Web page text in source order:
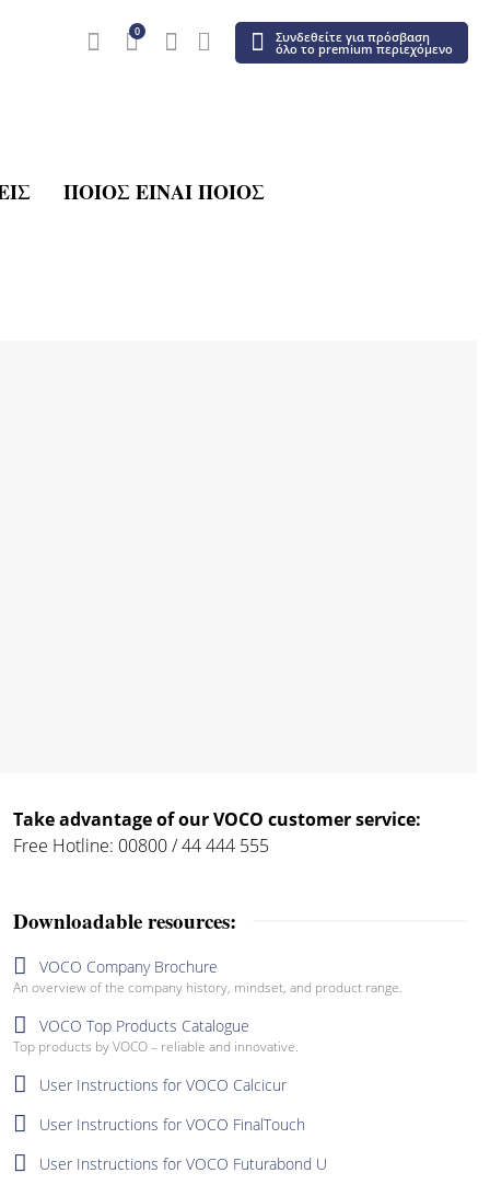
0 Συνδεθείτε για πρόσβαση
όλο το premium περιεχόμενο
ΠΟΙΟΣ ΕΊΝΑΙ ΠΟΙΟΣ
Take advantage of our VOCO customer service:
Free Hotline: 00800 / 44 444 555
Downloadable resources:
VOCO Company Brochure
An overview of the company history, mindset, and product range.
VOCO Top Products Catalogue
Top products by VOCO – reliable and innovative.
User Instructions for VOCO Calcicur
User Instructions for VOCO FinalTouch
User Instructions for VOCO Futurabond U